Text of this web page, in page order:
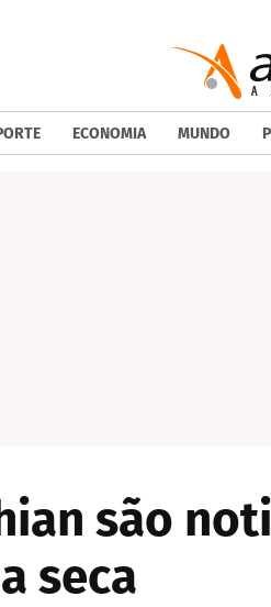
ECONOMIA MUNDO
são
seca